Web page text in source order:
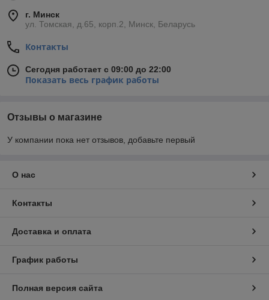
г. Минск
ул. Томская, д.65, корп.2, Минск, Беларусь
Контакты
Сегодня работает с 09:00 до 22:00
Показать весь график работы
Отзывы о магазине
У компании пока нет отзывов, добавьте первый
О нас
Контакты
Доставка и оплата
График работы
Полная версия сайта